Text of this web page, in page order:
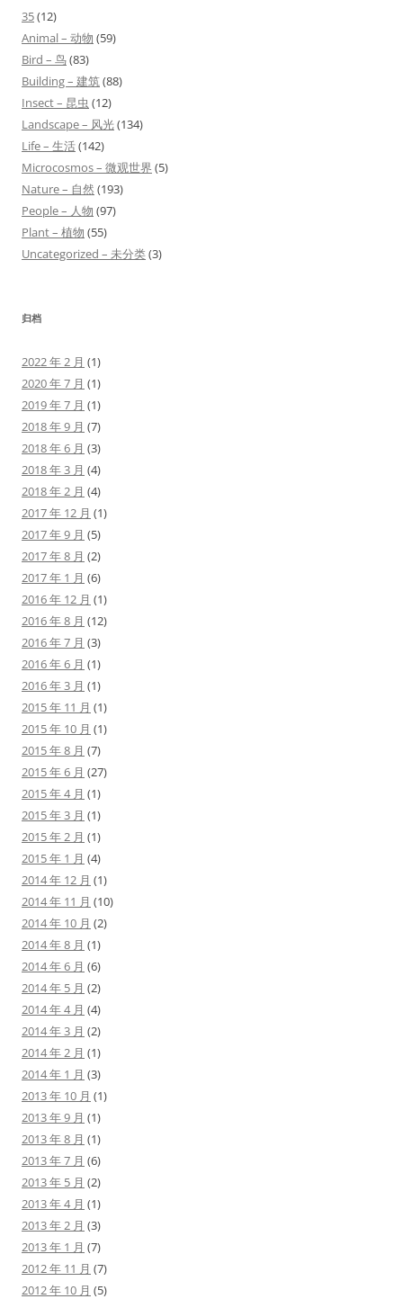
35(12)
Animal – 动物 (59)
Bird – 鸟(83)
Building – 建筑(88)
Insect – 昆虫 (12)
Landscape – 风光(134)
Life – 生活(142)
Microcosmos – 微观世界 (5)
Nature – 自然 (193)
People – 人物 (97)
Plant – 植物 (55)
Uncategorized – 未分类(3)
归档
2022 年 2 月 (1)
2020 年 7 月 (1)
2019 年 7 月 (1)
2018 年 9 月 (7)
2018 年 6 月 (3)
2018 年 3 月 (4)
2018 年 2 月 (4)
2017 年 12 月 (1)
2017 年 9 月 (5)
2017 年 8 月 (2)
2017 年 1 月 (6)
2016 年 12 月 (1)
2016 年 8 月 (12)
2016 年 7 月 (3)
2016 年 6 月 (1)
2016 年 3 月 (1)
2015 年 11 月 (1)
2015 年 10 月 (1)
2015 年 8 月 (7)
2015 年 6 月 (27)
2015 年 4 月 (1)
2015 年 3 月 (1)
2015 年 2 月 (1)
2015 年 1 月 (4)
2014 年 12 月 (1)
2014 年 11 月 (10)
2014 年 10 月 (2)
2014 年 8 月 (1)
2014 年 6 月 (6)
2014 年 5 月 (2)
2014 年 4 月 (4)
2014 年 3 月 (2)
2014 年 2 月 (1)
2014 年 1 月 (3)
2013 年 10 月 (1)
2013 年 9 月 (1)
2013 年 8 月 (1)
2013 年 7 月 (6)
2013 年 5 月 (2)
2013 年 4 月 (1)
2013 年 2 月 (3)
2013 年 1 月 (7)
2012 年 11 月 (7)
2012 年 10 月 (5)